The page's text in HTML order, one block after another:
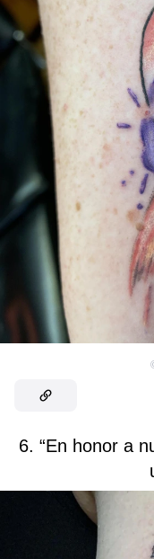
6. “En honor a